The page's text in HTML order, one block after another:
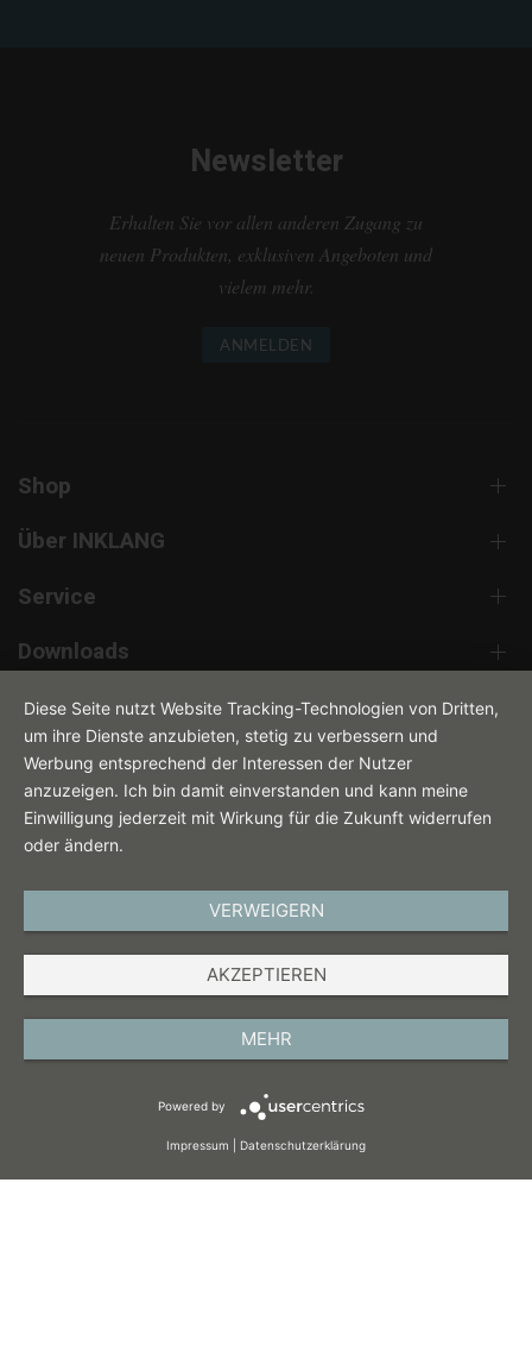
Newsletter
Erhalten Sie vor allen anderen Zugang zu
neuen Produkten, exklusiven Angeboten und
vielem mehr.
ANMELDEN
Shop
Über INKLANG
Service
Downloads
Kontakt
Diese Seite nutzt Website Tracking-Technologien von Dritten,
um ihre Dienste anzubieten, stetig zu verbessern und
Werbung entsprechend der Interessen der Nutzer
anzuzeigen. Ich bin damit einverstanden und kann meine
Einwilligung jederzeit mit Wirkung für die Zukunft widerrufen
oder ändern.
VERWEIGERN
AKZEPTIEREN
MEHR
Powered by
Impressum Datenschutzerklärung